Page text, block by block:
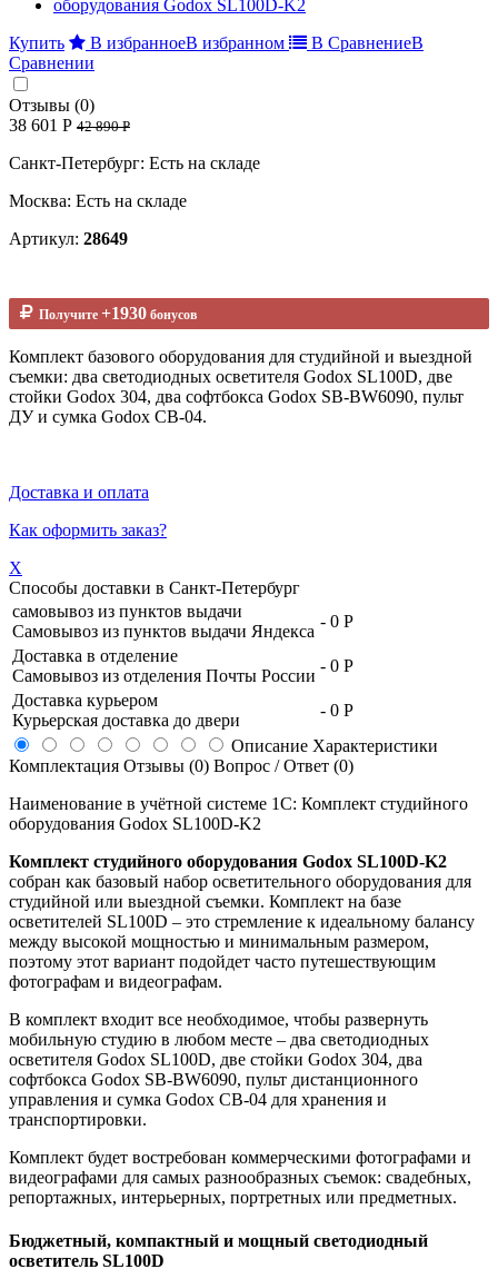
Купить В избранноеВ избранном В СравнениеВ
Сравнении
Отзывы (0)
38 601 Р 42 890 Р
Санкт-Петербург: Есть на складе
Москва: Есть на складе
Артикул: 28649
Получите +1930 бонусов
Комплект базового оборудования для студийной и выездной
съемки: два светодиодных осветителя Godox SL100D, две
стойки Godox 304, два софтбокса Godox SB-BW6090, пульт
ДУ и сумка Godox CB-04.
Доставка и оплата
Как оформить заказ?
X
Способы доставки в Санкт-Петербург
самовывоз из пунктов выдачи
Самовывоз из пунктов выдачи Яндекса
- 0 Р
Доставка в отделение
Самовывоз из отделения Почты России
- 0 Р
Доставка курьером
Курьерская доставка до двери
- 0 Р
Описание Характеристики
Комплектация Отзывы (0) Вопрос / Ответ (0)
Наименование в учётной системе 1С: Комплект студийного
оборудования Godox SL100D-K2
Комплект студийного оборудования Godox SL100D-K2
собран как базовый набор осветительного оборудования для
студийной или выездной съемки. Комплект на базе
осветителей SL100D – это стремление к идеальному балансу
между высокой мощностью и минимальным размером,
поэтому этот вариант подойдет часто путешествующим
фотографам и видеографам.
В комплект входит все необходимое, чтобы развернуть
мобильную студию в любом месте – два светодиодных
осветителя Godox SL100D, две стойки Godox 304, два
софтбокса Godox SB-BW6090, пульт дистанционного
управления и сумка Godox CB-04 для хранения и
транспортировки.
Комплект будет востребован коммерческими фотографами и
видеографами для самых разнообразных съемок: свадебных,
репортажных, интерьерных, портретных или предметных.
Бюджетный, компактный и мощный светодиодный
осветитель SL100D